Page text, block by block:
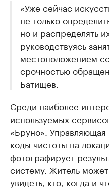
«Уже сейчас
не только
но и распределять
руководствуясь
местоположением
срочностью
Батищев.
Среди наиболее
используемых
«Бруно».
коды чистоты на
фотографирует
систему. Житель
увидеть, кто, когда и